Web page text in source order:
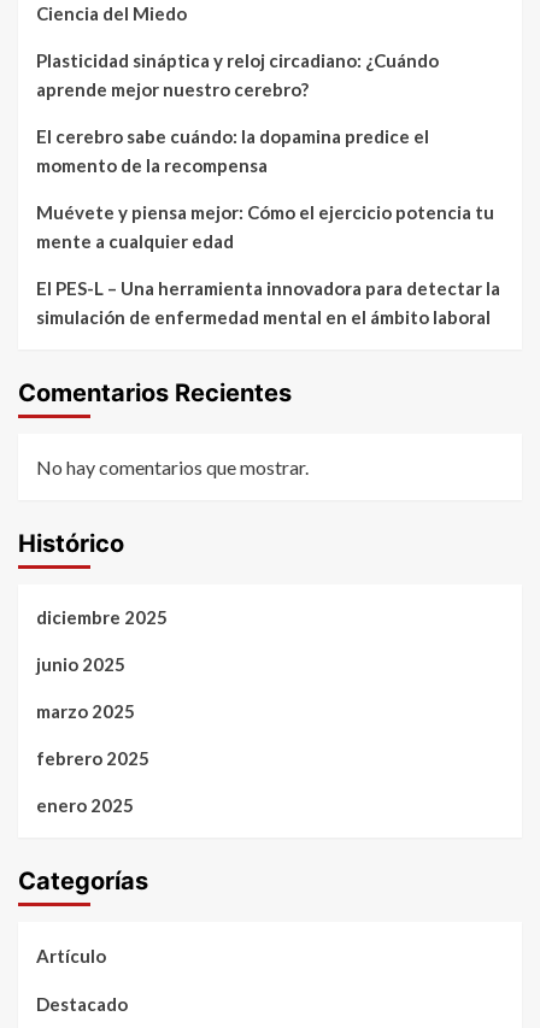
Ciencia del Miedo
Plasticidad sináptica y reloj circadiano: ¿Cuándo
aprende mejor nuestro cerebro?
El cerebro sabe cuándo: la dopamina predice el
momento de la recompensa
Muévete y piensa mejor: Cómo el ejercicio potencia tu
mente a cualquier edad
El PES-L – Una herramienta innovadora para detectar la
simulación de enfermedad mental en el ámbito laboral
Comentarios Recientes
No hay comentarios que mostrar.
Histórico
diciembre 2025
junio 2025
marzo 2025
febrero 2025
enero 2025
Categorías
Artículo
Destacado